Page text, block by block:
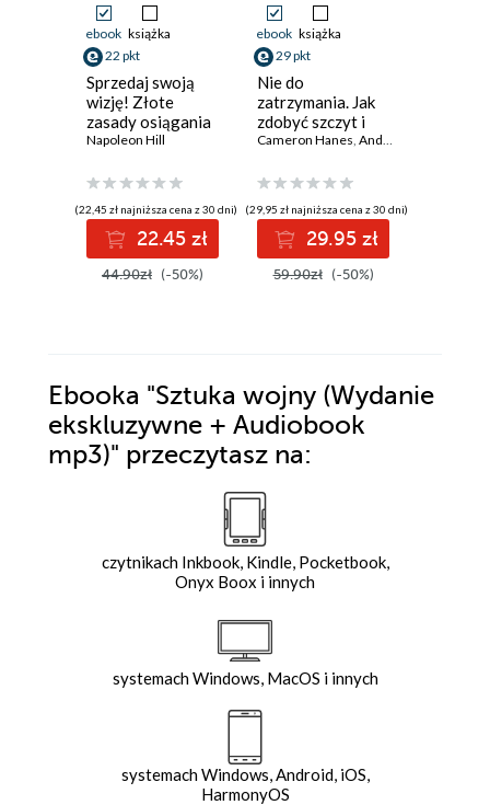
ebook książka
22 pkt
Sprzedaj swoją
wizję! Złote
zasady osiągania
długofalowego
gwarantowanej
satysfakcji
Napoleon Hill
(22,45 zł najniższa cena z 30 dni)
22.45 zł
44.90zł (-50%)
ebook książka
29 pkt
Nie do
zatrzymania. Jak
zdobyć szczyt i
utrzymać
Cameron Hanes, Andrew D. Huberman
(29,95 zł najniższa cena z 30 dni)
29.95 zł
59.90zł (-50%)
Ebooka "Sztuka wojny (Wydanie
ekskluzywne + Audiobook
mp3)" przeczytasz na:
czytnikach Inkbook, Kindle, Pocketbook,
Onyx Boox i innych
systemach Windows, MacOS i innych
systemach Windows, Android, iOS,
HarmonyOS